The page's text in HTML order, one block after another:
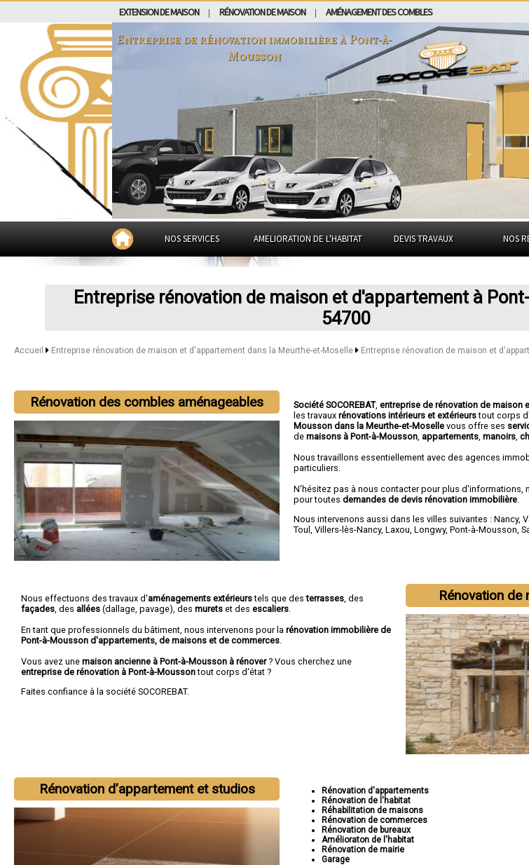
EXTENSION DE MAISON RÉNOVATION DE MAISON AMÉNAGEMENT DES COMBLES
Entreprise de rénovation immobilière àPont-à-
Mousson
NOS SERVICES AMELIORATION DE L'HABITAT DEVIS TRAVAUX NOS
Entreprise rénovation de maison et d'appartement à
54700
Accueil Entreprise rénovation de maison et d'appartement dans la Meurthe-et-Moselle Entreprise rénovation de maison et
Rénovation des combles aménageables Société SOCOREBAT,entreprise de rénovation de maison
les travauxrénovations intérieurs et extérieurstout corps
Mousson dans la Meurthe-et-Mosellevous offre ses
demaisons à Pont-à-Mousson appartements ,manoirs ,
Nous travaillons essentiellement avec des agences
particuliers.
N'hésitez pas à nous contacter pour plus d'informations,
pour toutesdemandes de devis rénovation immobilière
Nous intervenons aussi dans les villes suivantes :Nancy,
Toul ,Villers-lès-Nancy,Laxou ,Longwy,Pont-à-Mousson ,
Rénovation de
Nous effectuons des travaux d'aménagements extérieurstels que desterrasses , des
façades , des allées (dallage, pavage), des murets et des escaliers
En tant que professionnels du bâtiment, nous intervenons pour la rénovation immobilière de
Pont-à-Mousson d'appartements, de maisons et de commerces
Vous avez une maison ancienne à Pont-à-Mousson à rénover? Vous cherchez une
entreprise de rénovation à Pont-à-Moussontout corps d'état ?
Faites confiance à la société SOCOREBAT.
Rénovation d’appartement et studios
Rénovation d'appartements
Rénovation de l'habitat
Réhabilitation de maisons
Rénovation de commerces
Rénovation de bureaux
Amélioraton de l'habitat
Rénovation de mairie
Garage